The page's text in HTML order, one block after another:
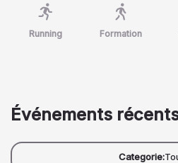
Running Formation
Événements
Categorie: